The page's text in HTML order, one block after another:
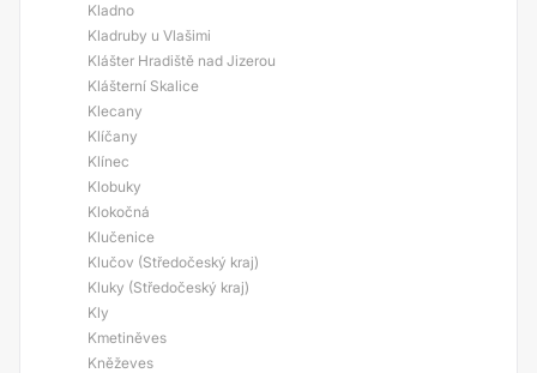
Kladno
Kladruby u Vlašimi
Klášter Hradiště nad Jizerou
Klášterní Skalice
Klecany
Klíčany
Klínec
Klobuky
Klokočná
Klučenice
Klučov (Středočeský kraj)
Kluky (Středočeský kraj)
Kly
Kmetiněves
Kněževes